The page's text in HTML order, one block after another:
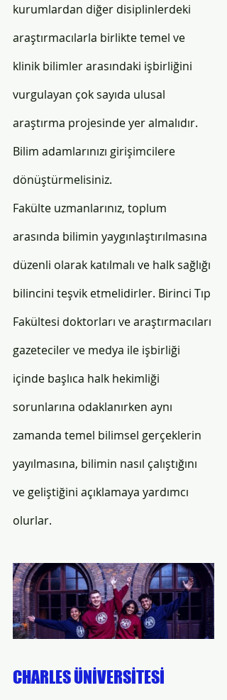
kurumlardan diğer disiplinlerdeki
araştırmacılarla birlikte temel ve
klinik bilimler arasındaki işbirliğini
vurgulayan çok sayıda ulusal
araştırma projesinde yer almalıdır.
Bilim adamlarınızı girişimcilere
dönüştürmelisiniz.
Fakülte uzmanlarınız, toplum
arasında bilimin yaygınlaştırılmasına
düzenli olarak katılmalı ve halk sağlığı
bilincini teşvik etmelidirler. Birinci Tıp
Fakültesi doktorları ve araştırmacıları
gazeteciler ve medya ile işbirliği
içinde başlıca halk hekimliği
sorunlarına odaklanırken aynı
zamanda temel bilimsel gerçeklerin
yayılmasına, bilimin nasıl çalıştığını
ve geliştiğini açıklamaya yardımcı
olurlar.
CHARLES ÜNİVERSİTESİ